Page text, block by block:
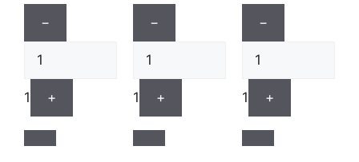
−
1 +
−
1 +
−
1 +